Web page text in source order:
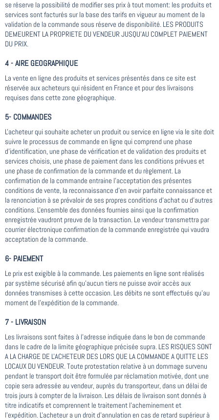
se réserve la possibilité de modifier ses prix à tout moment: les produits et
services sont facturés sur la base des tarifs en vigueur au moment de la
validation de la commande sous réserve de disponibilité. LES PRODUITS
DEMEURENT LA PROPRIETE DU VENDEUR JUSQU'AU COMPLET PAIEMENT
DU PRIX.
4 - AIRE GEOGRAPHIQUE
La vente en ligne des produits et services présentés dans ce site est
réservée aux acheteurs qui résident en France et pour des livraisons
requises dans cette zone géographique.
5- COMMANDES
L'acheteur qui souhaite acheter un produit ou service en ligne via le site doit
suivre le processus de commande en ligne qui comprend une phase
d'identification, une phase de vérification et de validation des produits et
services choisis, une phase de paiement dans les conditions prévues et
une phase de confirmation de la commande et du règlement. La
confirmation de la commande entraine l'acceptation des présentes
conditions de vente, la reconnaissance d'en avoir parfaite connaissance et
la renonciation à se prévaloir de ses propres conditions d'achat ou d'autres
conditions. L'ensemble des données fournies ainsi que la confirmation
enregistrée vaudront preuve de la transaction. Le vendeur transmettra par
courrier électronique confirmation de la commande enregistrée qui vaudra
acceptation de la commande.
6- PAIEMENT
Le prix est exigible à la commande. Les paiements en ligne sont réalisés
par système sécurisé afin qu'aucun tiers ne puisse avoir accès aux
données transmises à cette occasion. Les débits ne sont effectués qu'au
moment de l'expédition de la commande.
7 - LIVRAISON
Les livraisons sont faites à l'adresse indiquée dans le bon de commande
dans le cadre de la limite géographique précisée supra. LES RISQUES SONT
A LA CHARGE DE L'ACHETEUR DES LORS QUE LA COMMANDE A QUITTE LES
LOCAUX DU VENDEUR. Toute protestation relative à un dommage survenu
pendant le transport doit être formulée par réclamation motivée, dont une
copie sera adressée au vendeur, auprès du transporteur, dans un délai de
trois jours à compter de la livraison. Les délais de livraison sont donnés à
titre indicatifs et comprennent le traitement l'acheminement et
l'expédition. L'acheteur a un droit d'annulation en cas de retard supérieur à